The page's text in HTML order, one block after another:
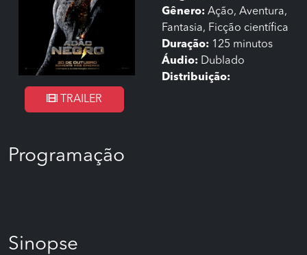
TRAILER
Gênero: Ação, Aventura,
Fantasia, Ficção científica
Duração: 125 minutos
Áudio: Dublado
Distribuição:
Programação
Sinopse